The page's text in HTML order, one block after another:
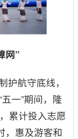
网”
护航守底线，
一”期间，隆
累计投入志愿
，惠及游客和